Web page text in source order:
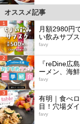
オススメ記事
1
月額2980円
い飲みサブ
favy
2
『reDine広
ーメン、海
favy
3
有明｜食べ
目！穴場ダ
favy